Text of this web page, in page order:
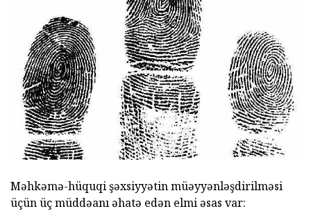
Məhkəmə-hüquqi şəxsiyyətin müəyyənləşdirilməsi
üçün üç müddəanı əhatə edən elmi əsas var: